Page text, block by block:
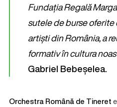
Fundația Regală
sutele de burse
artiști din România, a
formativ în cultura
Gabriel Bebeșelea.
Orchestra Română de Tineret